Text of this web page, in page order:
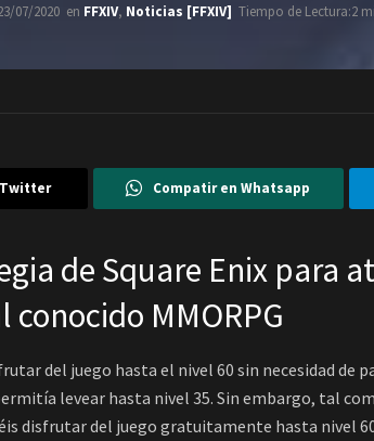
07/2020 en FFXIV, Noticias [FFXIV] Tiempo de Lectura:2
Compatir en Whatsapp
de Square Enix para
conocido MMORPG
del juego hasta el nivel 60 sin necesidad de
levear hasta nivel 35. Sin embargo, tal
disfrutar del juego gratuitamente hasta nivel